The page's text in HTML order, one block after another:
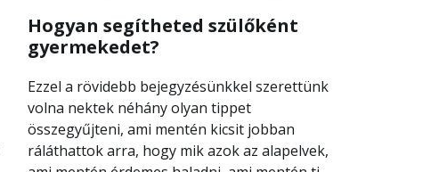
Hogyan segítheted szülőként
gyermekedet?
Ezzel a rövidebb bejegyzésünkkel szerettünk
volna nektek néhány olyan tippet
összegyűjteni, ami mentén kicsit jobban
ráláthattok arra, hogy mik azok az alapelvek,